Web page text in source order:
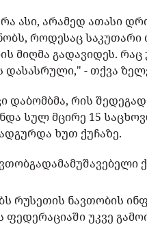
ასი, არამედ ათასი
როდესაც
მიღმა გადავიდეს.
- თქვა
დაბომბმა, რის
სულ მცირე 15
ხუთ ქუჩაზე.
რუსეთის ნავთობის
უკვე